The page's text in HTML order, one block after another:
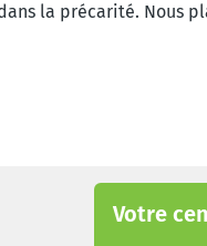
la précarité. Nous
Votre